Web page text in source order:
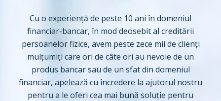
Cu o experiență de peste 10 ani în domeniul
financiar-bancar, în mod deosebit al creditării
persoanelor fizice, avem peste zece mii de clienți
mulțumiți care ori de câte ori au nevoie de un
produs bancar sau de un sfat din domeniul
financiar, apelează cu încredere la ajutorul nostru
pentru a le oferi cea mai bună soluție pentru